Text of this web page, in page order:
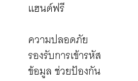
แฮนด์ฟรี
ความปลอดภัย
รองรับการเข้ารหัส
ข้อมูล ช่วยป้องกัน